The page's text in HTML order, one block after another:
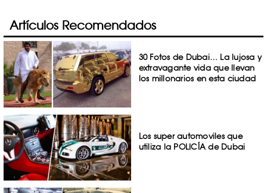
Artículos Recomendados
30 Fotos de Dubai… La lujosa y
extravagante vida que llevan
los millonarios en esta ciudad
Los super automoviles que
utiliza la POLICÍA de Dubai